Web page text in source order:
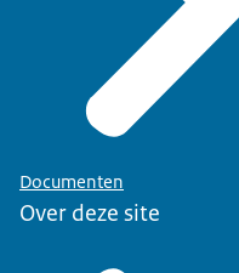
Documenten
Over deze site